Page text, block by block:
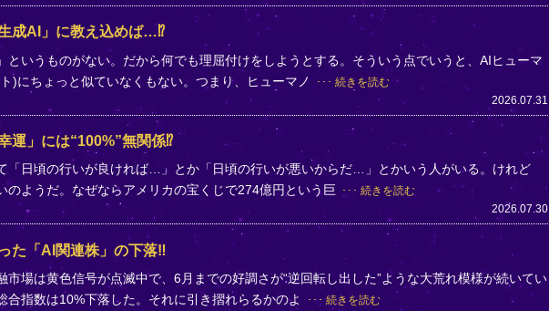
成AI」に教え込めば…⁉
というものがない。だから何でも理屈付けをしようとする。そういう点でいうと、AIヒューマ
)にちょっと似ていなくもない。つまり、ヒューマノ
続きを読む
2026.07.31
運」には“100%”無関係⁉
「日頃の行いが良ければ…」とか「日頃の行いが悪いからだ…」とかいう人がいる。けれど
のようだ。なぜならアメリカの宝くじで274億円という巨
続きを読む
2026.07.30
た「AI関連株」の下落‼
市場は黄色信号が点滅中で、6月までの好調さが“逆回転し出した”ような大荒れ模様が続いてい
合指数は10%下落した。それに引き摺れらるかのよ
続きを読む